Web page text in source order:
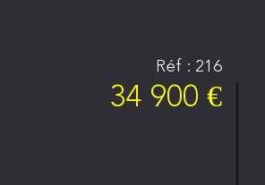
Réf : 216
34 900 €